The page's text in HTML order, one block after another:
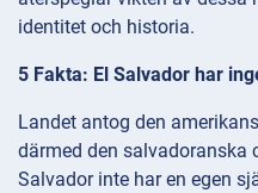
identitet och historia.
5 Fakta: El Salvador har
Landet antog den
därmed den salvadoranska
Salvador inte har en egen